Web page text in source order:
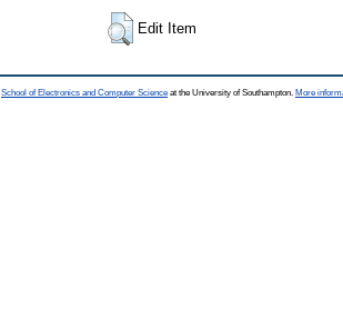
Edit Item
School of Electronics and Computer Science at the University of Southampton. More